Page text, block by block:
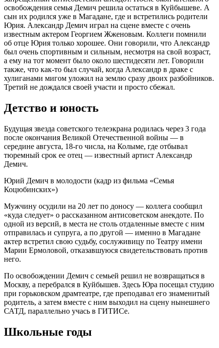
освобождения семья Демич решила остаться в Куйбышеве. А
сын их родился уже в Магадане, где и встретились родители
Юрия. Александр Демич играл на сцене вместе с очень
известным актером Георгием Жженовым. Коллеги помнили
об отце Юрия только хорошее. Они говорили, что Александр
был очень спортивным и сильным, несмотря на свой возраст,
а ему на тот момент было около шестидесяти лет. Говорили
также, что как-то был случай, когда Александр в драке с
хулиганами мигом уложил на землю сразу двоих разбойников.
Третий не дождался своей участи и просто сбежал.
Детство и юность
Будущая звезда советского телеэкрана родилась через 3 года
после окончания Великой Отечественной войны — в
середине августа, 18-го числа, на Колыме, где отбывал
тюремный срок ее отец — известный артист Александр
Демич.
Юрий Демич в молодости (кадр из фильма «Семья
Коцюбинских»)
Мужчину осудили на 20 лет по доносу — коллега сообщил
«куда следует» о рассказанном антисоветском анекдоте. По
одной из версий, в места не столь отдаленные вместе с ним
отправилась и супруга, а по другой — именно в Магадане
актер встретил свою судьбу, сослуживицу по Театру имени
Марии Ермоловой, отказавшуюся свидетельствовать против
него.
По освобождении Демич с семьей решил не возвращаться в
Москву, а перебрался в Куйбышев. Здесь Юра посещал студию
при горьковском драмтеатре, где преподавал его знаменитый
родитель, а затем вместе с ним выходил на сцену нынешнего
САТД, параллельно учась в ГИТИСе.
Школьные годы